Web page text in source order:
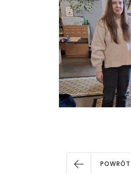
POWRÓT